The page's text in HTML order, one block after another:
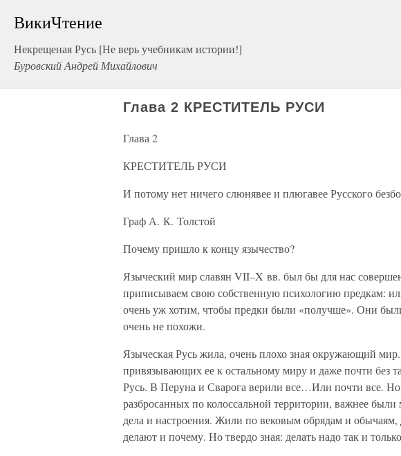
ВикиЧтение
Некрещеная Русь [Не верь учебникам истории!]
Буровский Андрей Михайлович
Глава 2 КРЕСТИТЕЛЬ РУСИ
Глава 2
КРЕСТИТЕЛЬ РУСИ
И потому нет ничего слюнявее и плюгавее Русского
Граф А. К. Толстой
Почему пришло к концу язычество?
Языческий мир славян VII–X вв. был бы для нас
приписываем свою собственную психологию предкам:
очень уж хотим, чтобы предки были «получше». Они
очень не похожи.
Языческая Русь жила, очень плохо зная окружающий
привязывающих ее к остальному миру и даже почти без
Русь. В Перуна и Сварога верили все…Или почти все. Но
разбросанных по колоссальной территории, важнее
дела и настроения. Жили по вековым обрядам и
делают и почему. Но твердо зная: делать надо так и